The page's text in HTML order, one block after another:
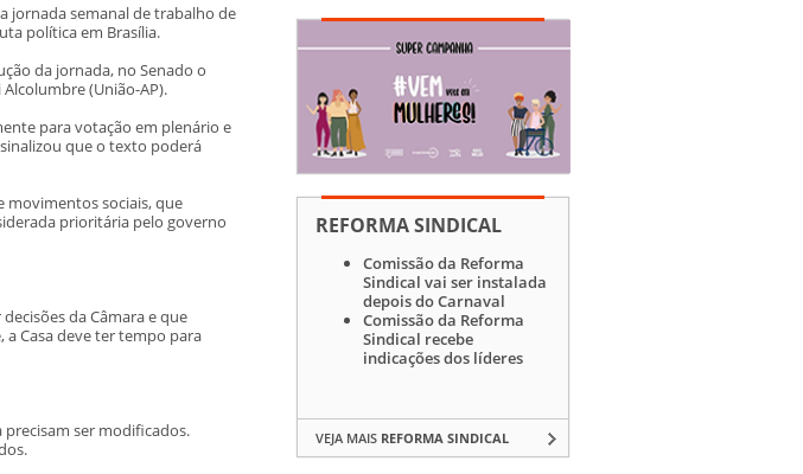
jornada semanal de trabalho de
política em Brasília.
da jornada, no Senado o
(União-AP).
para votação em plenário e
que o texto poderá
movimentos sociais, que
prioritária pelo governo
da Câmara e que
a Casa deve ter tempo para
ser modificados.
REFORMA SINDICAL
Comissão da Reforma
Sindical vai ser instalada
depois do Carnaval
Comissão da Reforma
Sindical recebe
indicações dos líderes
VEJA MAIS REFORMA SINDICAL